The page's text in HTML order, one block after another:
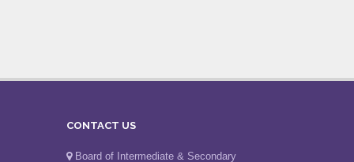
CONTACT US
Board of Intermediate & Secondary